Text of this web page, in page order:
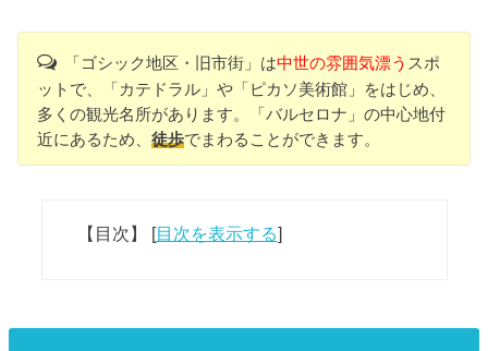
「ゴシック地区・旧市街」は中世の雰囲気漂う スポ
ットで、「カテドラル」や「ピカソ美術館」をはじめ、
多くの観光名所があります。「バルセロナ」の中心地付
近にあるため、徒歩でまわることができます。
【目次】 [目次を表示する]